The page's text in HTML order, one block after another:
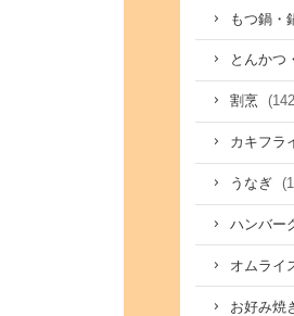
もつ鍋・
とんかつ
割烹
カキフラ
うなぎ
ハンバー
オムライ
お好み焼